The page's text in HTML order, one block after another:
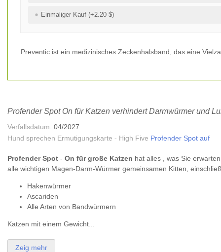
Einmaliger Kauf (+2.20 $)
Preventic ist ein medizinisches Zeckenhalsband, das eine
Profender Spot On für Katzen verhindert Darmwürmer und
Verfallsdatum: 04/2027
Hund sprechen Ermutigungskarte - High Five Profender Spot auf
Profender Spot - On für große Katzen hat alles , was Sie
alle wichtigen Magen-Darm-Würmer gemeinsamen Kitten,
Hakenwürmer
Ascariden
Alle Arten von Bandwürmern
Katzen mit einem Gewicht...
Zeig mehr